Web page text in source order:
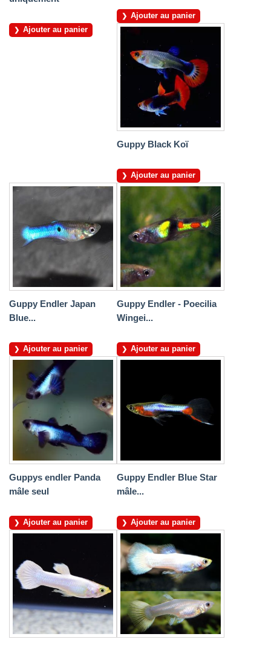
Ajouter au panier
Ajouter au panier
Guppy Black Koï
Ajouter au panier
Guppy Endler Japan
Blue...
Ajouter au panier
Guppy Endler - Poecilia
Wingei...
Ajouter au panier
Guppys endler Panda
mâle seul
Ajouter au panier
Guppy Endler Blue Star
mâle...
Ajouter au panier